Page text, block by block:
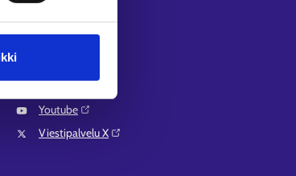
Youtube⁠
Viestipalvelu X⁠